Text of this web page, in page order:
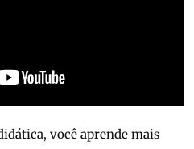
você aprende mais